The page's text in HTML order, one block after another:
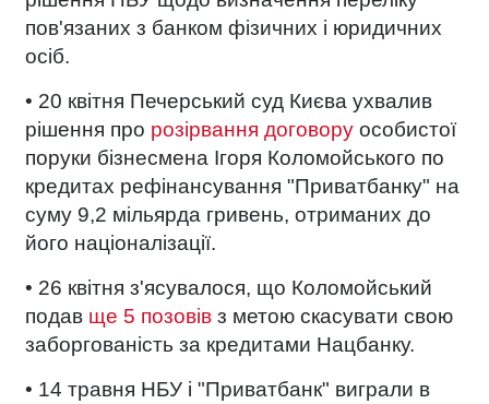
пов'язаних з банком фізичних і юридичних
осіб.
• 20 квітня Печерський суд Києва ухвалив
рішення про розірвання договору особистої
поруки бізнесмена Ігоря Коломойського по
кредитах рефінансування "Приватбанку" на
суму 9,2 мільярда гривень, отриманих до
його націоналізації.
• 26 квітня з'ясувалося, що Коломойський
подав ще 5 позовів з метою скасувати свою
заборгованість за кредитами Нацбанку.
• 14 травня НБУ і "Приватбанк" виграли в